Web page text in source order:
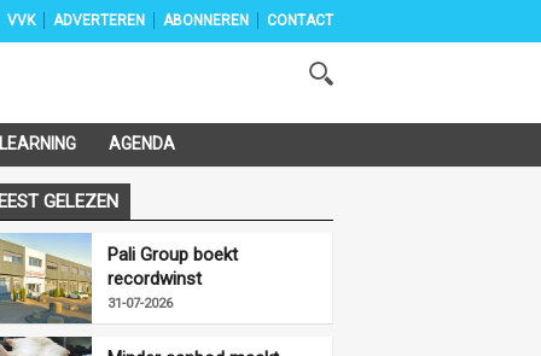
AGENDA
VVK ADVERTEREN ABONNEREN CONTACT
GELEZEN
Pali Group boekt
recordwinst
31-07-2026